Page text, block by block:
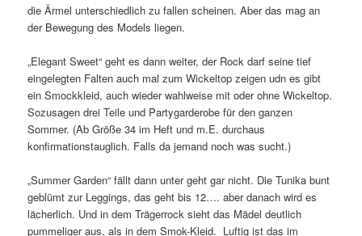
die Ärmel unterschiedlich zu fallen scheinen. Aber das mag an
der Bewegung des Models liegen.
„Elegant Sweet“ geht es dann weiter, der Rock darf seine tief
eingelegten Falten auch mal zum Wickeltop zeigen udn es gibt
ein Smockkleid, auch wieder wahlweise mit oder ohne Wickeltop.
Sozusagen drei Teile und Partygarderobe für den ganzen
Sommer. (Ab Größe 34 im Heft und m.E. durchaus
konfirmationstauglich. Falls da jemand noch was sucht.)
„Summer Garden“ fällt dann unter geht gar nicht. Die Tunika bunt
geblümt zur Leggings, das geht bis 12…. aber danach wird es
lächerlich. Und in dem Trägerrock sieht das Mädel deutlich
pummeliger aus, als in dem Smok-Kleid. Luftig ist das im